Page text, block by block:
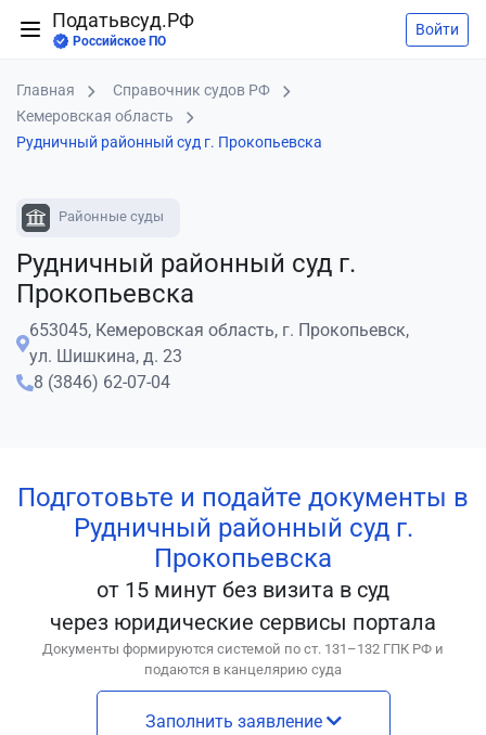
Податьвсуд.РФ
Российское ПО
Войти
Главная
Справочник судов РФ
Кемеровская область
Рудничный районный суд г. Прокопьевска
Районные суды
Рудничный районный суд г.
Прокопьевска
653045, Кемеровская область, г. Прокопьевск,
ул. Шишкина, д. 23
8 (3846) 62-07-04
Подготовьте и подайте документы в
Рудничный районный суд г.
Прокопьевска
от 15 минут без визита в суд
через юридические сервисы портала
Документы формируются системой по ст. 131–132 ГПК РФ и
подаются в канцелярию суда
Заполнить заявление